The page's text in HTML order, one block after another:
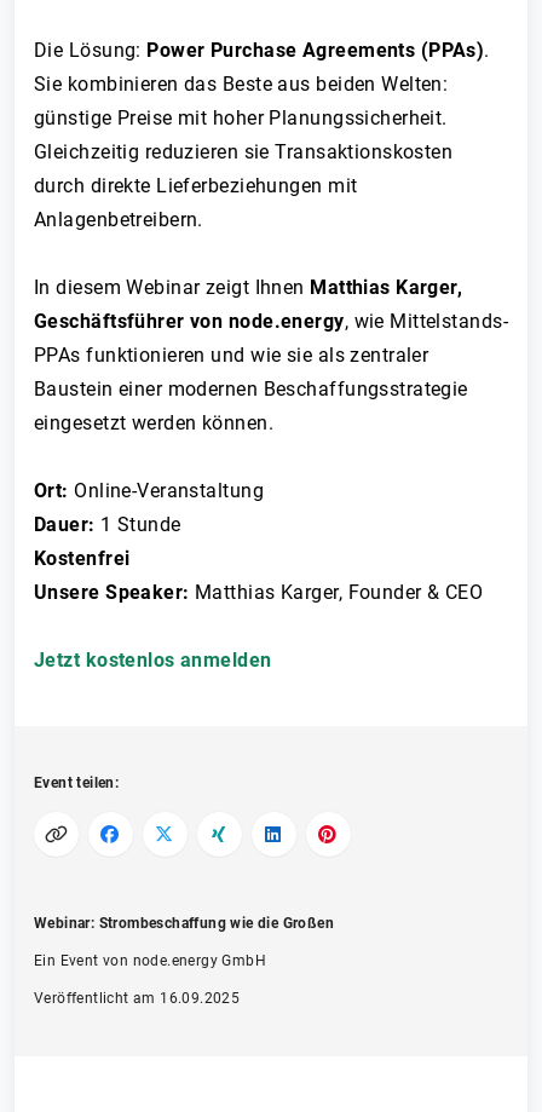
Die Lösung: Power Purchase Agreements (PPAs).
Sie kombinieren das Beste aus beiden Welten:
günstige Preise mit hoher Planungssicherheit.
Gleichzeitig reduzieren sie Transaktionskosten
durch direkte Lieferbeziehungen mit
Anlagenbetreibern.
In diesem Webinar zeigt Ihnen Matthias Karger,
Geschäftsführer von node.energy, wie Mittelstands-
PPAs funktionieren und wie sie als zentraler
Baustein einer modernen Beschaffungsstrategie
eingesetzt werden können.
Ort: Online-Veranstaltung
Dauer: 1 Stunde
Kostenfrei
Unsere Speaker: Matthias Karger, Founder & CEO
Jetzt kostenlos anmelden
Event teilen:
Webinar: Strombeschaffung wie die Großen
Ein Event von node.energy GmbH
Veröffentlicht am 16.09.2025